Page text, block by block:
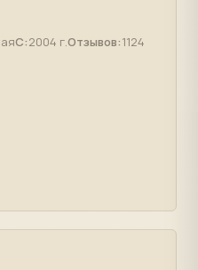
С:2004 г.Отзывов:1124